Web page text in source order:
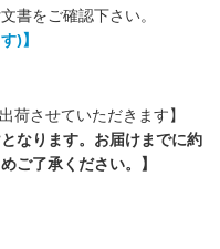
書をご確認下さい。
)】
荷させていただきます】
なります。お届けまでに約
ご了承ください。】